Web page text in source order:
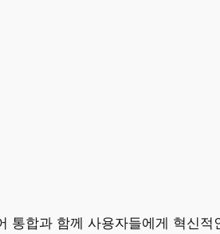
통합과 함께 사용자들에게 혁신적